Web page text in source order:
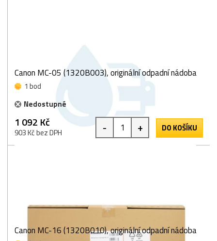
Canon MC-05 (1320B003), originální odpadní nádoba
1 bod
Nedostupné
1 092 Kč
903 Kč bez DPH - + DO KOŠÍKU
Canon MC-16 (1320B010), originální odpadní nádoba